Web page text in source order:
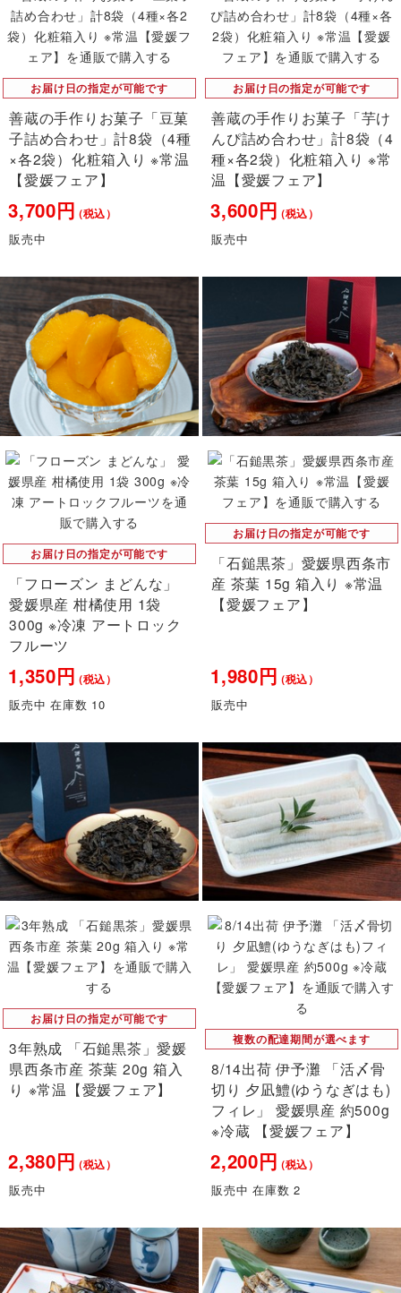
お届け日の指定が可能です
善蔵の手作りお菓子「豆菓
子詰め合わせ」計8袋（4種
×各2袋）化粧箱入り ※常温
【愛媛フェア】
3,700円 （税込）
販売中
お届け日の指定が可能です
善蔵の手作りお菓子「芋け
んぴ詰め合わせ」計8袋（4
種×各2袋）化粧箱入り ※常
温【愛媛フェア】
3,600円 （税込）
販売中
お届け日の指定が可能です
「フローズン まどんな」
愛媛県産 柑橘使用 1袋
300g ※冷凍 アートロック
フルーツ
1,350円 （税込）
販売中 在庫数 10
お届け日の指定が可能です
「石鎚黒茶」愛媛県西条市
産 茶葉 15g 箱入り ※常温
【愛媛フェア】
1,980円 （税込）
販売中
お届け日の指定が可能です
3年熟成 「石鎚黒茶」愛媛
県西条市産 茶葉 20g 箱入
り ※常温【愛媛フェア】
2,380円 （税込）
販売中
複数の配達期間が選べます
8/14出荷 伊予灘 「活〆骨
切り 夕凪鱧(ゆうなぎはも)
フィレ」 愛媛県産 約500g
※冷蔵 【愛媛フェア】
2,200円 （税込）
販売中 在庫数 2